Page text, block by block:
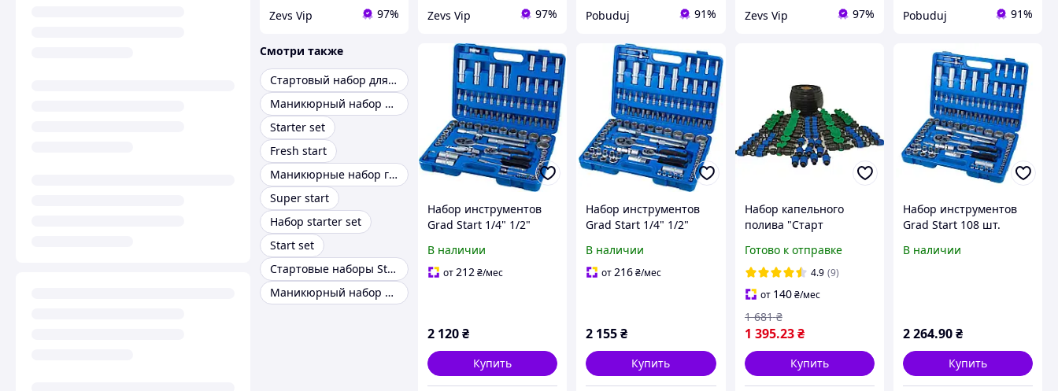
Zevs Vip 97% Zevs Vip 97% Pobuduj 91% Zevs Vip 97% Pobuduj 91%
Смотри также
Стартовый набор для маникюра для начинающих
Маникюрный набор для начинающих
Starter set
Fresh start
Маникюрные набор германия
Super start
Набор starter set
Start set
Стартовые наборы Starter kit
Маникюрный набор профи
Набор инструментов
Grad Start 1/4" 1/2"
В наличии
от212₴/мес
2 120₴
Купить
Набор инструментов
Grad Start 1/4" 1/2"
В наличии
от216₴/мес
2 155₴
Купить
Набор капельного
полива "Старт
Капельная лента,
краники, заглушки,
ремонтники.
Готово к отправке
4.9 (9)
от 140 ₴/мес
1 395.23 ₴
1 681 ₴
Купить
Набор инструментов
Grad Start 108 шт.
В наличии
2 264.90₴
Купить